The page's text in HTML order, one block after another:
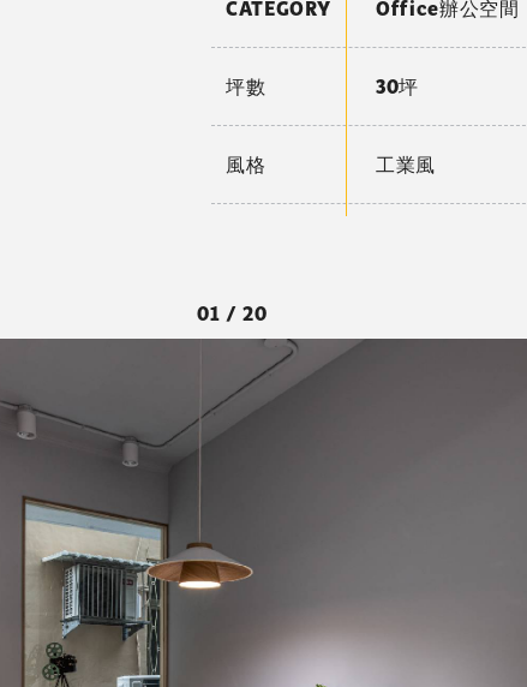
CATEGORY Office辦公空間
坪數 30坪
風格 工業風
01 / 20